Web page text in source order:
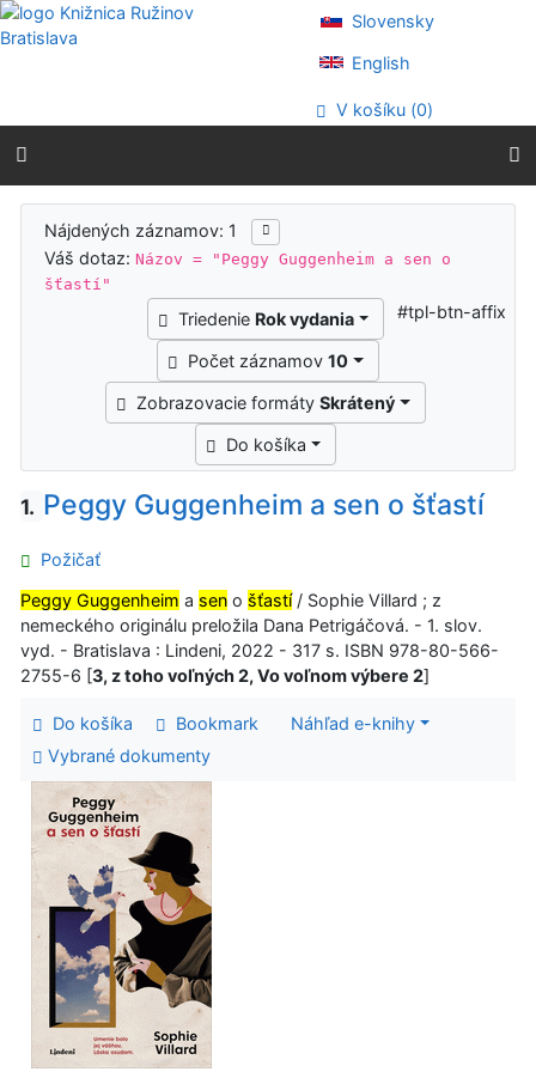
Prejsť na obsah
Prejsť na menu
Prehlásenie o webovej prístupnosti
Slovensky
English
V košíku (0)
Výsledky vyhľadávania
Nájdených záznamov: 1
Váš dotaz:Názov = "Peggy Guggenheim a sen o
šťastí"
Triedenie Rok vydania
Počet záznamov10
Zobrazovacie formátySkrátený
Do košíka
#tpl-btn-affix
1. Peggy Guggenheim a sen o šťastí
Požičať
Peggy Guggenheim a sen o šťastí/ Sophie Villard ; z
nemeckého originálu preložila Dana Petrigáčová. - 1. slov.
vyd. - Bratislava : Lindeni, 2022 - 317 s. ISBN 978-80-566-
2755-6 [3, z toho voľných 2, Vo voľnom výbere 2]
Do košíka Bookmark
Náhľad e-knihy
Vybrané dokumenty